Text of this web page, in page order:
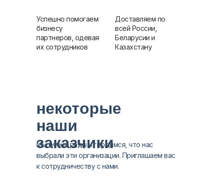
Успешно помогаем
бизнесу
партнеров, одевая
их сотрудников
Доставляем по
всей России,
Беларусии и
Казахстану
некоторые
наши
заказчики
Мы очень рады и гордимся, что нас
выбрали эти организации. Приглашаем вас
к сотрудничеству с нами.